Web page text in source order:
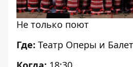
Не только поют
Где: Театр Оперы и